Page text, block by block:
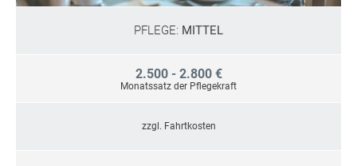
PFLEGE: MITTEL
2.500 - 2.800 €
Monatssatz der Pflegekraft
zzgl. Fahrtkosten